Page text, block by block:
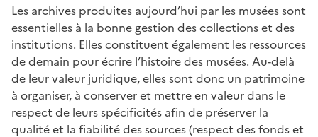
Les archives produites aujourd’hui par les musées sont
essentielles à la bonne gestion des collections et des
institutions. Elles constituent également les ressources
de demain pour écrire l’histoire des musées. Au-delà
de leur valeur juridique, elles sont donc un patrimoine
à organiser, à conserver et mettre en valeur dans le
respect de leurs spécificités afin de préserver la
qualité et la fiabilité des sources (respect des fonds et